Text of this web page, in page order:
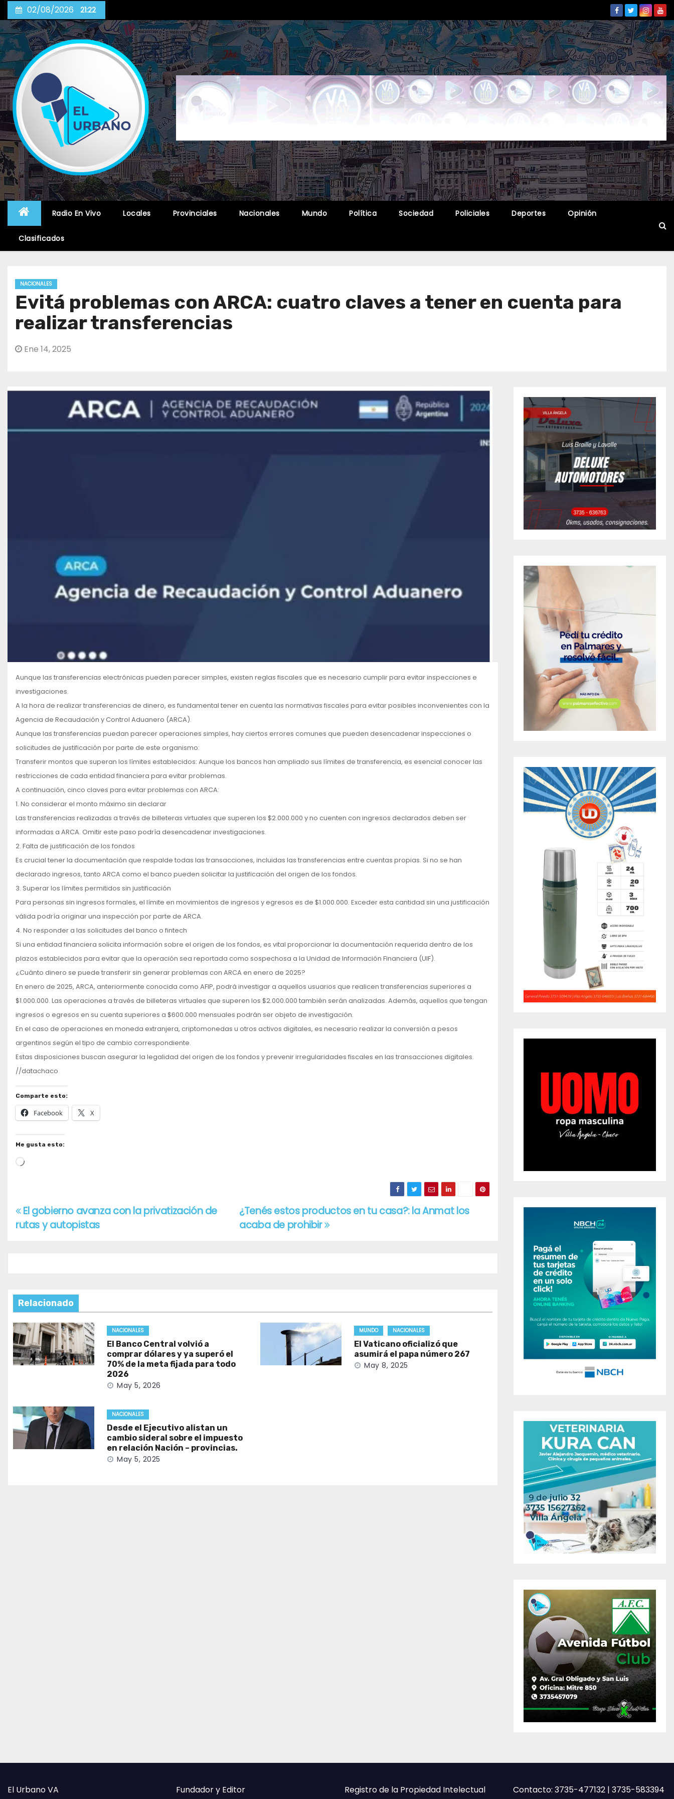
to
content
02/08/2026 21:22
Radio En Vivo Locales Provinciales Nacionales Mundo Política Sociedad Policiales Deportes Opinión
Clasificados
NACIONALES
Evitá problemas con ARCA: cuatro claves a tener en cuenta para
realizar transferencias
Ene 14, 2025
Aunque las transferencias electrónicas pueden parecer simples, existen reglas fiscales que es necesario cumplir para evitar inspecciones e
investigaciones.
A la hora de realizar transferencias de dinero, es fundamental tener en cuenta las normativas fiscales para evitar posibles inconvenientes con la
Agencia de Recaudación y Control Aduanero (ARCA).
Aunque las transferencias puedan parecer operaciones simples, hay ciertos errores comunes que pueden desencadenar inspecciones o
solicitudes de justificación por parte de este organismo:
Transferir montos que superan los límites establecidos: Aunque los bancos han ampliado sus límites de transferencia, es esencial conocer las
restricciones de cada entidad financiera para evitar problemas.
A continuación, cinco claves para evitar problemas con ARCA:
1. No considerar el monto máximo sin declarar
Las transferencias realizadas a través de billeteras virtuales que superen los $2.000.000 y no cuenten con ingresos declarados deben ser
informadas a ARCA. Omitir este paso podría desencadenar investigaciones.
2. Falta de justificación de los fondos
Es crucial tener la documentación que respalde todas las transacciones, incluidas las transferencias entre cuentas propias. Si no se han
declarado ingresos, tanto ARCA como el banco pueden solicitar la justificación del origen de los fondos.
3. Superar los límites permitidos sin justificación
Para personas sin ingresos formales, el límite en movimientos de ingresos y egresos es de $1.000.000. Exceder esta cantidad sin una justificación
válida podría originar una inspección por parte de ARCA.
4. No responder a las solicitudes del banco o fintech
Si una entidad financiera solicita información sobre el origen de los fondos, es vital proporcionar la documentación requerida dentro de los
plazos establecidos para evitar que la operación sea reportada como sospechosa a la Unidad de Información Financiera (UIF).
¿Cuánto dinero se puede transferir sin generar problemas con ARCA en enero de 2025?
En enero de 2025, ARCA, anteriormente conocida como AFIP, podrá investigar a aquellos usuarios que realicen transferencias superiores a
$1.000.000. Las operaciones a través de billeteras virtuales que superen los $2.000.000 también serán analizadas. Además, aquellos que tengan
ingresos o egresos en su cuenta superiores a $600.000 mensuales podrán ser objeto de investigación.
En el caso de operaciones en moneda extranjera, criptomonedas u otros activos digitales, es necesario realizar la conversión a pesos
argentinos según el tipo de cambio correspondiente.
Estas disposiciones buscan asegurar la legalidad del origen de los fondos y prevenir irregularidades fiscales en las transacciones digitales.
//datachaco
Comparte esto:
Facebook X
Me gusta esto:
Cargando...
Navegación
de
¿Tenés estos productos en tu casa?: la Anmat los
acaba de prohibir
El gobierno avanza con la privatización de
rutas y autopistas
Relacionado
NACIONALES
El Banco Central volvió a
comprar dólares y ya superó el
70% de la meta fijada para todo
2026
May 5, 2026
MUNDO NACIONALES
El Vaticano oficializó que
asumirá el papa número 267
May 8, 2025
NACIONALES
Desde el Ejecutivo alistan un
cambio sideral sobre el impuesto
en relación Nación – provincias.
May 5, 2025
El Urbano VA
Fundador y Editor
Registro de la Propiedad Intelectual
Contacto: 3735-477132 | 3735-583394